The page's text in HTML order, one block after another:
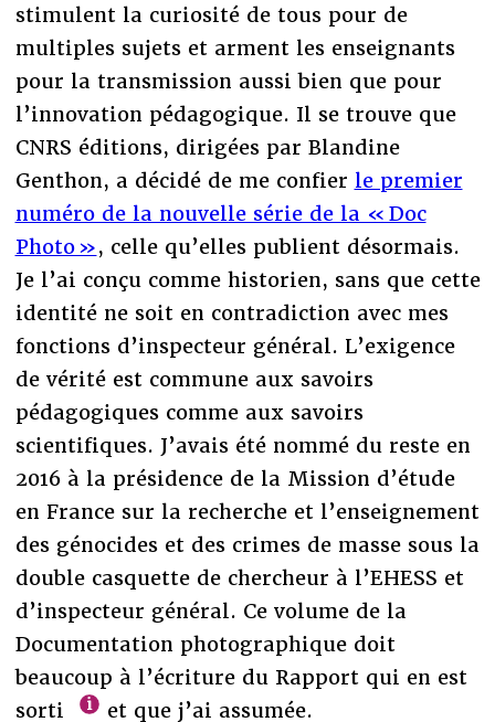
stimulent la curiosité de tous pour de
multiples sujets et arment les enseignants
pour la transmission aussi bien que pour
l’innovation pédagogique. Il se trouve que
CNRS éditions, dirigées par Blandine
Genthon, a décidé de me confier le premier
numéro de la nouvelle série de la « Doc
Photo », celle qu’elles publient désormais.
Je l’ai conçu comme historien, sans que cette
identité ne soit en contradiction avec mes
fonctions d’inspecteur général. L’exigence
de vérité est commune aux savoirs
pédagogiques comme aux savoirs
scientifiques. J’avais été nommé du reste en
2016 à la présidence de la Mission d’étude
en France sur la recherche et l’enseignement
des génocides et des crimes de masse sous la
double casquette de chercheur à l’EHESS et
d’inspecteur général. Ce volume de la
Documentation photographique doit
beaucoup à l’écriture du Rapport qui en est
sorti
et que j’ai assumée.